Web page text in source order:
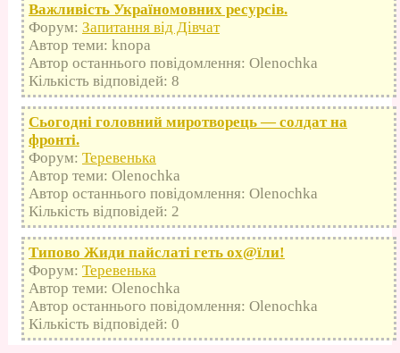
Важливість Україномовних ресурсів.
Форум: Запитання від Дівчат
Автор теми: knopa
Автор останнього повідомлення: Olenochka
Кількість відповідей: 8
Сьогодні головний миротворець — солдат на
фронті.
Форум: Теревенька
Автор теми: Olenochka
Автор останнього повідомлення: Olenochka
Кількість відповідей: 2
Типово Жиди пайслаті геть оx@їли!
Форум: Теревенька
Автор теми: Olenochka
Автор останнього повідомлення: Olenochka
Кількість відповідей: 0